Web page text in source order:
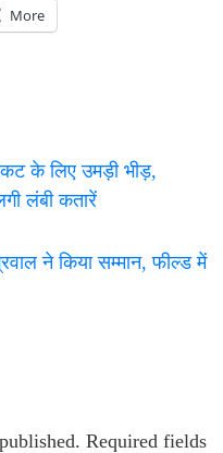
More
के लिए उमड़ी भीड़,
लंबी कतारें
ने किया सम्मान, फील्ड में
Required fields